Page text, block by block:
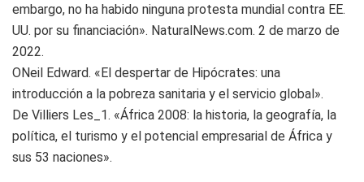
embargo, no ha habido ninguna protesta mundial contra EE.
UU. por su financiación». NaturalNews.com. 2 de marzo de
2022.
ONeil Edward. «El despertar de Hipócrates: una
introducción a la pobreza sanitaria y el servicio global».
De Villiers Les_1. «África 2008: la historia, la geografía, la
política, el turismo y el potencial empresarial de África y
sus 53 naciones».